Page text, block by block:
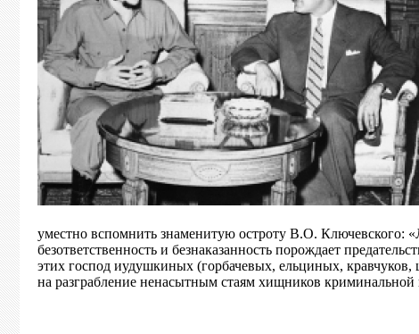
уместно вспомнить знаменитую остроту В.О. Ключевского:
безответственность и безнаказанность порождает
этих господ иудушкиных (горбачевых, ельциных,
на разграбление ненасытным стаям хищников криминальной